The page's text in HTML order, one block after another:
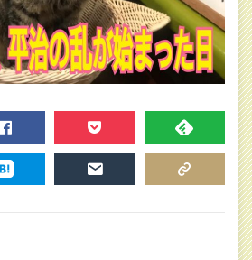
POCKET FEEDLY